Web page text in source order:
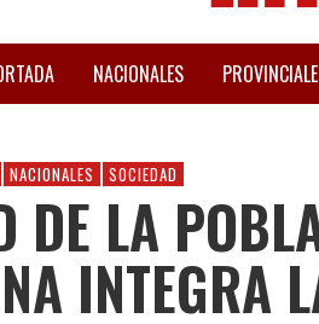
NACIONALES
NACIONALES SOCIEDAD
DE LA
INTEGRA